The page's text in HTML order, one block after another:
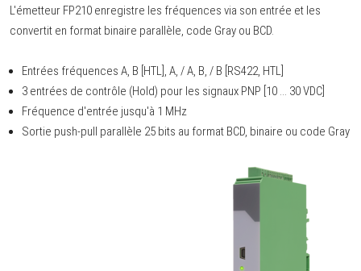
L'émetteur FP210 enregistre les fréquences via son entrée et les
convertit en format binaire parallèle, code Gray ou BCD.
Entrées fréquences A, B [HTL], A, / A, B, / B [RS422, HTL]
3 entrées de contrôle (Hold) pour les signaux PNP [10 ... 30 VDC]
Fréquence d'entrée jusqu'à 1 MHz
Sortie push-pull parallèle 25 bits au format BCD, binaire ou code Gray